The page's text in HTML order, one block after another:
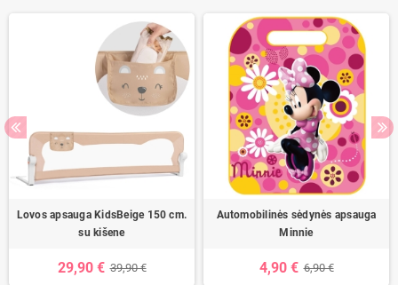
Lovos apsauga KidsBeige 150 cm.
su kišene
29,90 € 39,90 €
Automobilinės sėdynės apsauga
Minnie
4,90 € 6,90 €